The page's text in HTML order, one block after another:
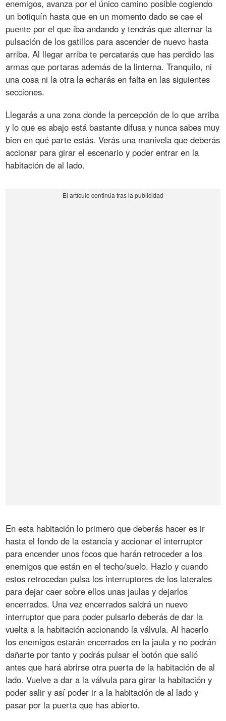
enemigos, avanza por el único camino posible cogiendo
un botiquín hasta que en un momento dado se cae el
puente por el que iba andando y tendrás que alternar la
pulsación de los gatillos para ascender de nuevo hasta
arriba. Al llegar arriba te percatarás que has perdido las
armas que portaras además de la linterna. Tranquilo, ni
una cosa ni la otra la echarás en falta en las siguientes
secciones.
Llegarás a una zona donde la percepción de lo que arriba
y lo que es abajo está bastante difusa y nunca sabes muy
bien en qué parte estás. Verás una manivela que deberás
accionar para girar el escenario y poder entrar en la
habitación de al lado.
En esta habitación lo primero que deberás hacer es ir
hasta el fondo de la estancia y accionar el interruptor
para encender unos focos que harán retroceder a los
enemigos que están en el techo/suelo. Hazlo y cuando
estos retrocedan pulsa los interruptores de los laterales
para dejar caer sobre ellos unas jaulas y dejarlos
encerrados. Una vez encerrados saldrá un nuevo
interruptor que para poder pulsarlo deberás de dar la
vuelta a la habitación accionando la válvula. Al hacerlo
los enemigos estarán encerrados en la jaula y no podrán
dañarte por tanto y podrás pulsar el botón que salió
antes que hará abrirse otra puerta de la habitación de al
lado. Vuelve a dar a la válvula para girar la habitación y
poder salir y así poder ir a la habitación de al lado y
pasar por la puerta que has abierto.